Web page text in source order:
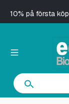
10% på första